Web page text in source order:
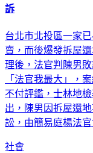
訴
台北市北投區一家
賣，而後爆發拆屋
理後，法官判陳男
「法官我最大」，
不付評鑑，士林地
出，陳男因拆屋還
訟，由簡易庭楊法官
社會